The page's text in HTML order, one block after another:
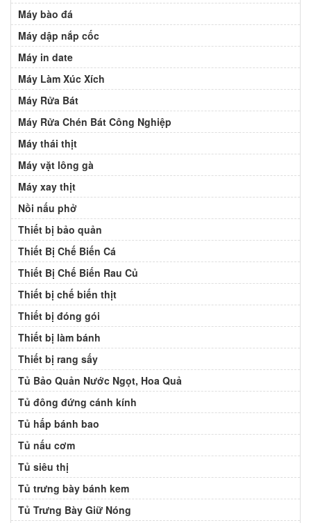
Máy bào đá
Máy dập nắp cốc
Máy in date
Máy Làm Xúc Xích
Máy Rửa Bát
Máy Rửa Chén Bát Công Nghiệp
Máy thái thịt
Máy vặt lông gà
Máy xay thịt
Nồi nấu phở
Thiết bị bảo quản
Thiết Bị Chế Biến Cá
Thiết Bị Chế Biến Rau Củ
Thiết bị chế biến thịt
Thiết bị đóng gói
Thiết bị làm bánh
Thiết bị rang sấy
Tủ Bảo Quản Nước Ngọt, Hoa Quả
Tủ đông đứng cánh kính
Tủ hấp bánh bao
Tủ nấu cơm
Tủ siêu thị
Tủ trưng bày bánh kem
Tủ Trưng Bày Giữ Nóng